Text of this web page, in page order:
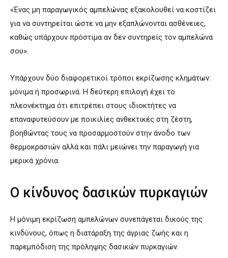
«Ένας μη παραγωγικός αμπελώνας εξακολουθεί να κοστίζει
για να συντηρείται ώστε να μην εξαπλώνονται ασθένειες,
καθώς υπάρχουν πρόστιμα αν δεν συντηρείς τον αμπελώνα
σου».
Υπάρχουν δύο διαφορετικοί τρόποι εκρίζωσης κλημάτων:
μόνιμα ή προσωρινά. Η δεύτερη επιλογή έχει το
πλεονέκτημα ότι επιτρέπει στους ιδιοκτήτες να
επαναφυτεύσουν με ποικιλίες ανθεκτικές στη ζέστη,
βοηθώντας τους να προσαρμοστούν στην άνοδο των
θερμοκρασιών αλλά και πάλι μειώνει την παραγωγή για
μερικά χρόνια.
Ο κίνδυνος δασικών πυρκαγιών
Η μόνιμη εκρίζωση αμπελώνων συνεπάγεται δικούς της
κινδύνους, όπως η διατάραξη της άγριας ζωής και η
παρεμπόδιση της πρόληψης δασικών πυρκαγιών.